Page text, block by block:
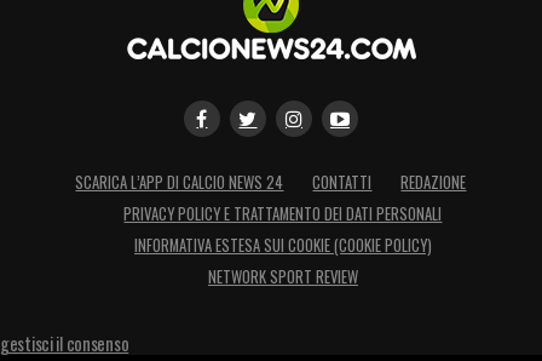
SCARICA L’APP DI CALCIO NEWS 24 CONTATTI
REDAZIONE
PRIVACY POLICY E TRATTAMENTO DEI DATI PERSONALI
INFORMATIVA ESTESA SUI COOKIE (COOKIE POLICY)
NETWORK SPORT REVIEW
gestisci il consenso